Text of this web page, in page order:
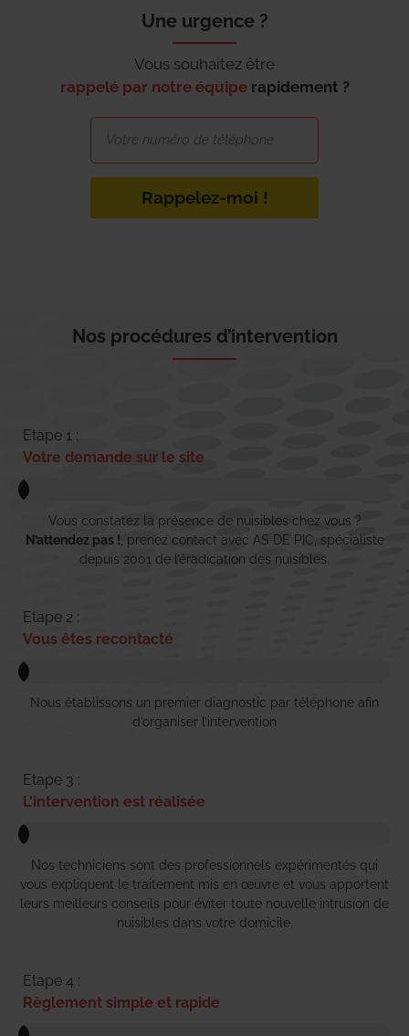
Une urgence ?
Vous souhaitez être
rappelé par notre équipe rapidement ?
Rappelez-moi !
Nos procédures d’intervention
Etape 1 :
Votre demande sur le site
Vous constatez la présence de nuisibles chez vous ?
N’attendez pas ! , prenez contact avec AS DE PIC, spécialiste
depuis 2001 de l’éradication des nuisibles.
Etape 2 :
Vous êtes recontacté
Nous établissons un premier diagnostic par téléphone afin
d’organiser l’intervention
Etape 3 :
L'intervention est réalisée
Nos techniciens sont des professionnels expérimentés qui
vous expliquent le traitement mis en œuvre et vous apportent
leurs meilleurs conseils pour éviter toute nouvelle intrusion de
nuisibles dans votre domicile.
Etape 4 :
Règlement simple et rapide